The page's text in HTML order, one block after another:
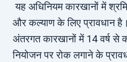
यह अधिनियम कारखानों में
और कल्याण के लिए प्रावधान
अंतरगत कारखानों में 14 वर्ष
नियोजन पर रोक लगाने के